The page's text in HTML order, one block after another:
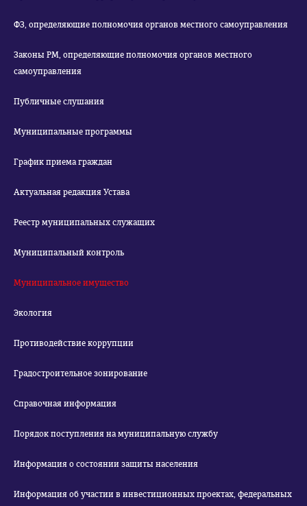
ФЗ, определяющие полномочия органов местного самоуправления
Законы РМ, определяющие полномочия органов местного
самоуправления
Публичные слушания
Муниципальные программы
График приема граждан
Актуальная редакция Устава
Реестр муниципальных служащих
Муниципальный контроль
Муниципальное имущество
Экология
Противодействие коррупции
Градостроительное зонирование
Справочная информация
Порядок поступления на муниципальную службу
Информация о состоянии защиты населения
Информация об участии в инвестиционных проектах, федеральных